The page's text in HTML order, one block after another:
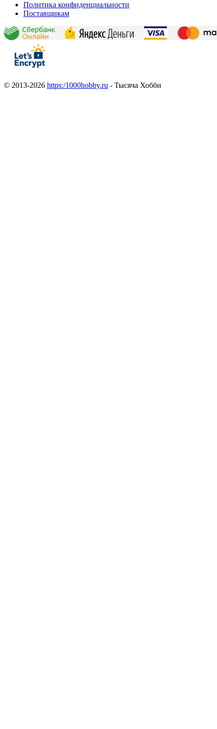
Политика конфиденциальности
Поставщикам
© 2013-2026 https:/1000hobby.ru - Тысяча Хобби